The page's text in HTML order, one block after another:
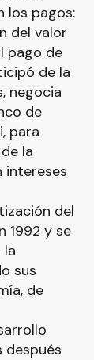
los pagos:
del valor
pago de
de la
negocia
de
para
la
intereses
del
1992 y se
la
sus
de
después